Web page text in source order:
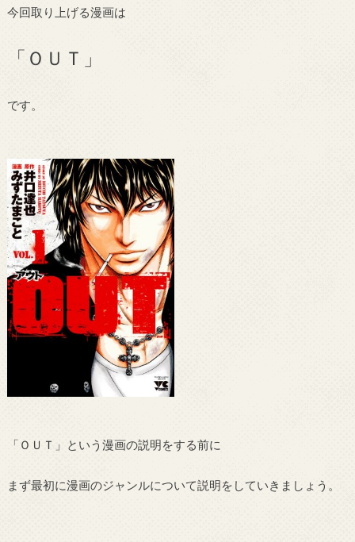
今回取り上げる漫画は
「ＯＵＴ」
です。
「ＯＵＴ」という漫画の説明をする前に
まず最初に漫画のジャンルについて説明をしていきましょう。